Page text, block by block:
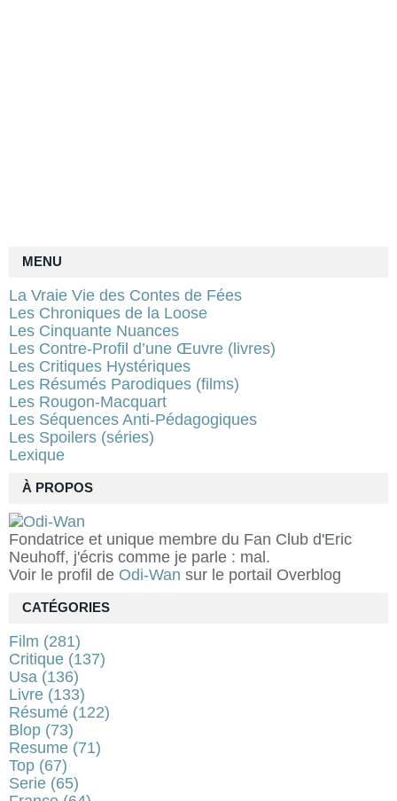
À PROPOS
Fondatrice et unique membre du Fan Club d'Eric
Neuhoff, j'écris comme je parle : mal.
Voir le profil de Odi-Wan sur le portail Overblog
MENU
La Vraie Vie des Contes de Fées
Les Chroniques de la Loose
Les Cinquante Nuances
Les Contre-Profil d’une Œuvre (livres)
Les Critiques Hystériques
Les Résumés Parodiques (films)
Les Rougon-Macquart
Les Séquences Anti-Pédagogiques
Les Spoilers (séries)
Lexique
CATÉGORIES
Film (281)
Critique (137)
Usa (136)
Livre (133)
Résumé (122)
Blop (73)
Resume (71)
Top (67)
Serie (65)